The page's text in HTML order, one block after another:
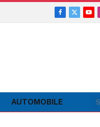
Facebook
X
AUTOMOBILE